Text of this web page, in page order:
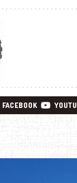
FACEBOOK